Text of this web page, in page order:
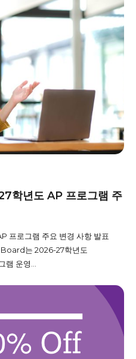
년도 AP 프로그램 주
프로그램 주요 변경 사항 발표
는 2026-27학년도
운영...